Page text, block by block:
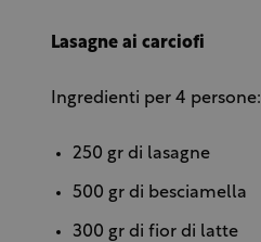
Lasagne ai carciofi
Ingredienti per 4 persone:
250 gr di lasagne
500 gr di besciamella
300 gr di fior di latte